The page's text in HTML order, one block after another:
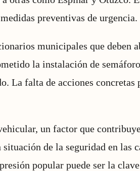
preventivas de urgencia.
municipales que deben
la instalación de
La falta de acciones concretas
un factor que
de la seguridad en las
popular puede ser la